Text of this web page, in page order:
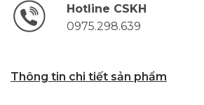
Hotline CSKH
0975.298.639
Thông tin chi tiết sản phẩm